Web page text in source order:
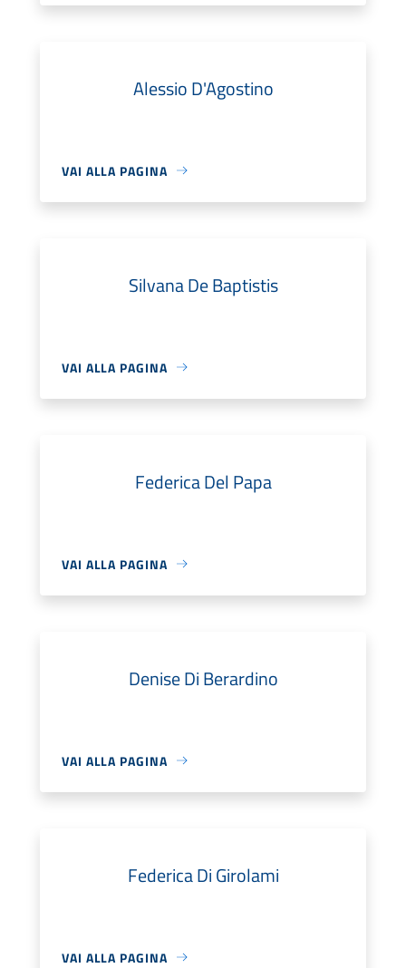
Alessio D'Agostino
VAI ALLA PAGINA
Silvana De Baptistis
VAI ALLA PAGINA
Federica Del Papa
VAI ALLA PAGINA
Denise Di Berardino
VAI ALLA PAGINA
Federica Di Girolami
VAI ALLA PAGINA